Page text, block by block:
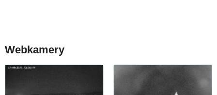
Webkamery